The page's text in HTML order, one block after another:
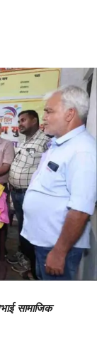
सामाजिक